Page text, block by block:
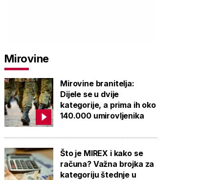
Mirovine
Mirovine branitelja:
Dijele se u dvije
kategorije, a prima ih oko
140.000 umirovljenika
Što je MIREX i kako se
računa? Važna brojka za
kategoriju štednje u